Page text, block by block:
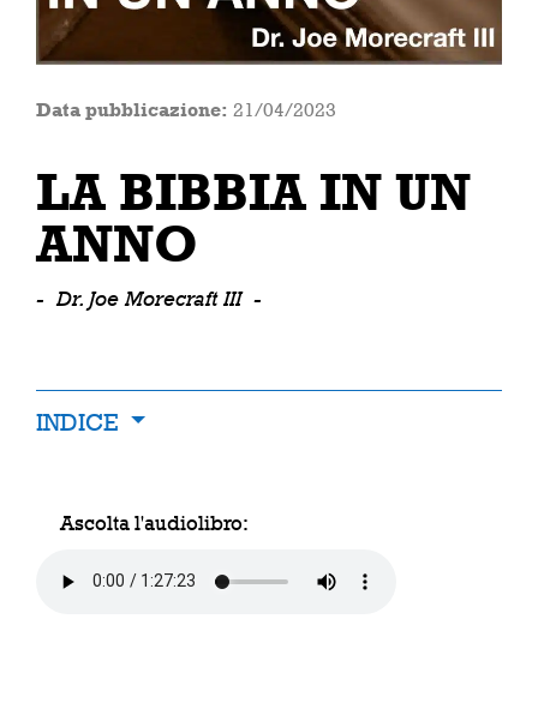
Data pubblicazione: 21/04/2023
LA BIBBIA IN UN
ANNO
- Dr. Joe Morecraft III -
INDICE
Ascolta l'audiolibro: